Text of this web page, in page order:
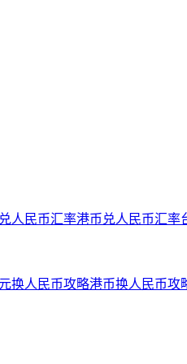
人民币汇率港币兑人民币汇率
换人民币攻略港币换人民币攻